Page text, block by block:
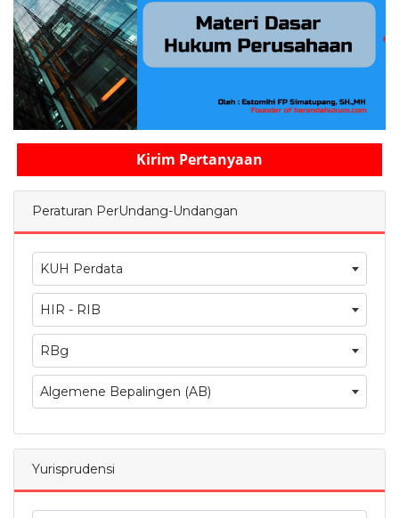
Kirim Pertanyaan
Peraturan PerUndang-Undangan
KUH Perdata
HIR - RIB
RBg
Algemene Bepalingen (AB)
Yurisprudensi